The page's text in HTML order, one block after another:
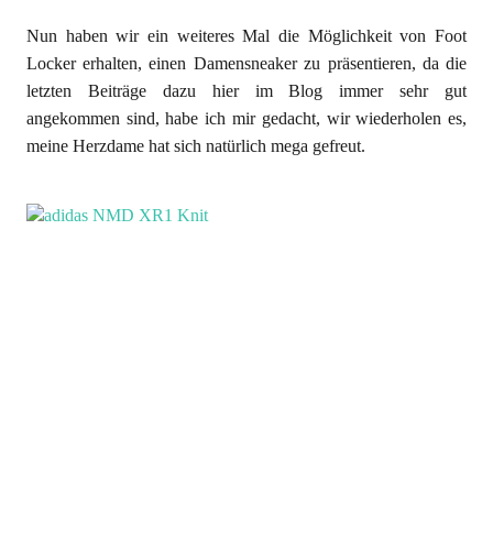
Nun haben wir ein weiteres Mal die Möglichkeit von Foot
Locker erhalten, einen Damensneaker zu präsentieren, da die
letzten Beiträge dazu hier im Blog immer sehr gut
angekommen sind, habe ich mir gedacht, wir wiederholen es,
meine Herzdame hat sich natürlich mega gefreut.